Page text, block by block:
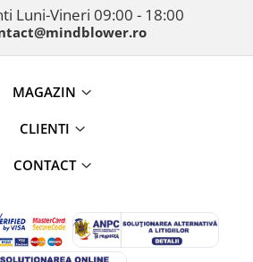
Luni-Vineri 09:00 - 18:00
MAGAZIN
CLIENTI
CONTACT